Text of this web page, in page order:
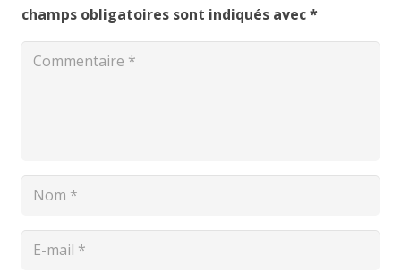
champs obligatoires sont indiqués avec*